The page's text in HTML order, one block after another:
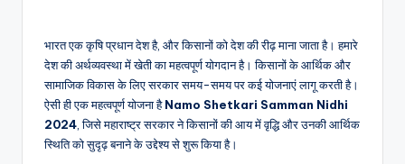
भारत एक कृषि प्रधान देश है, और किसानों को देश की रीढ़ माना जाता है। हमारे
देश की अर्थव्यवस्था में खेती का महत्वपूर्ण योगदान है। किसानों के आर्थिक और
सामाजिक विकास के लिए सरकार समय-समय पर कई योजनाएं लागू करती है।
ऐसी ही एक महत्वपूर्ण योजना हैNamo Shetkari Samman Nidhi
2024, जिसे महाराष्ट्र सरकार ने किसानों की आय में वृद्धि और उनकी आर्थिक
स्थिति को सुदृढ़ बनाने के उद्देश्य से शुरू किया है।